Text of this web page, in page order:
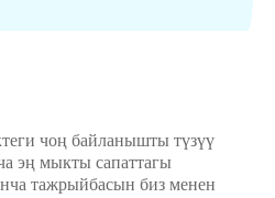
чоң байланышты түзүү
эң мыкты сапаттагы
тажрыйбасын биз менен